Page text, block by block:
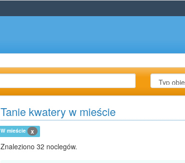
Tanie kwatery w mieście
W mieście x
Znaleziono 32 noclegów.